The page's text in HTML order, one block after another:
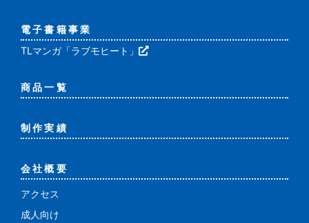
電子書籍事業
TLマンガ「ラブモヒート」
商品一覧
制作実績
会社概要
アクセス
成人向け